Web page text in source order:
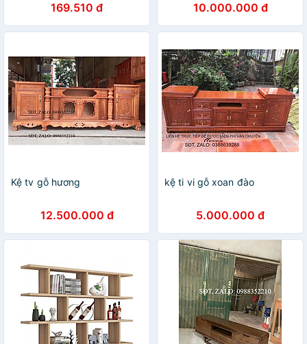
169.510 đ 10.000.000 đ
Kệ tv gỗ hương
12.500.000 đ
kệ ti vi gỗ xoan đào
5.000.000 đ